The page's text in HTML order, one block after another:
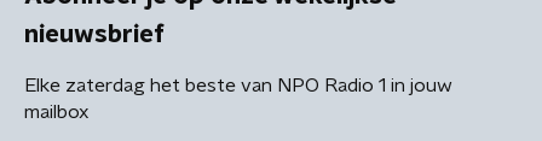
nieuwsbrief
Elke zaterdag het beste van NPO Radio 1 in jouw
mailbox